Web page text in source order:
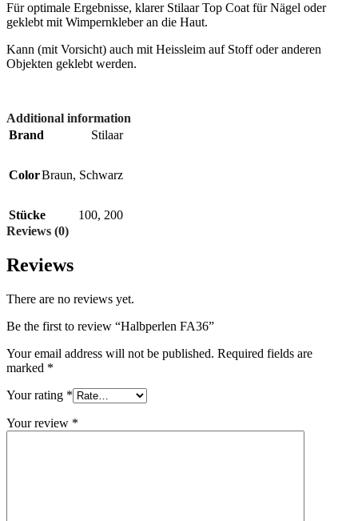
Für optimale Ergebnisse, klarer Stilaar Top Coat für Nägel oder
geklebt mit Wimpernkleber an die Haut.
Kann (mit Vorsicht) auch mit Heissleim auf Stoff oder anderen
Objekten geklebt werden.
Additional information
Brand
Stilaar
ColorBraun, Schwarz
Stücke 100, 200
Reviews (0)
Reviews
There are no reviews yet.
Be the first to review “Halbperlen FA36”
Your email address will not be published. Required fields are
marked *
Your rating *
Your review *